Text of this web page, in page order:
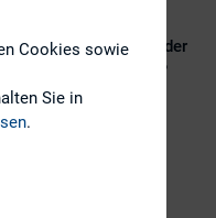
(IR) eigentlich bei der
an den Kapitalmarkt?
„Nachhaltigkeit in der
mit dem
an der
einen breiten
Cookies sowie
Sie in
.